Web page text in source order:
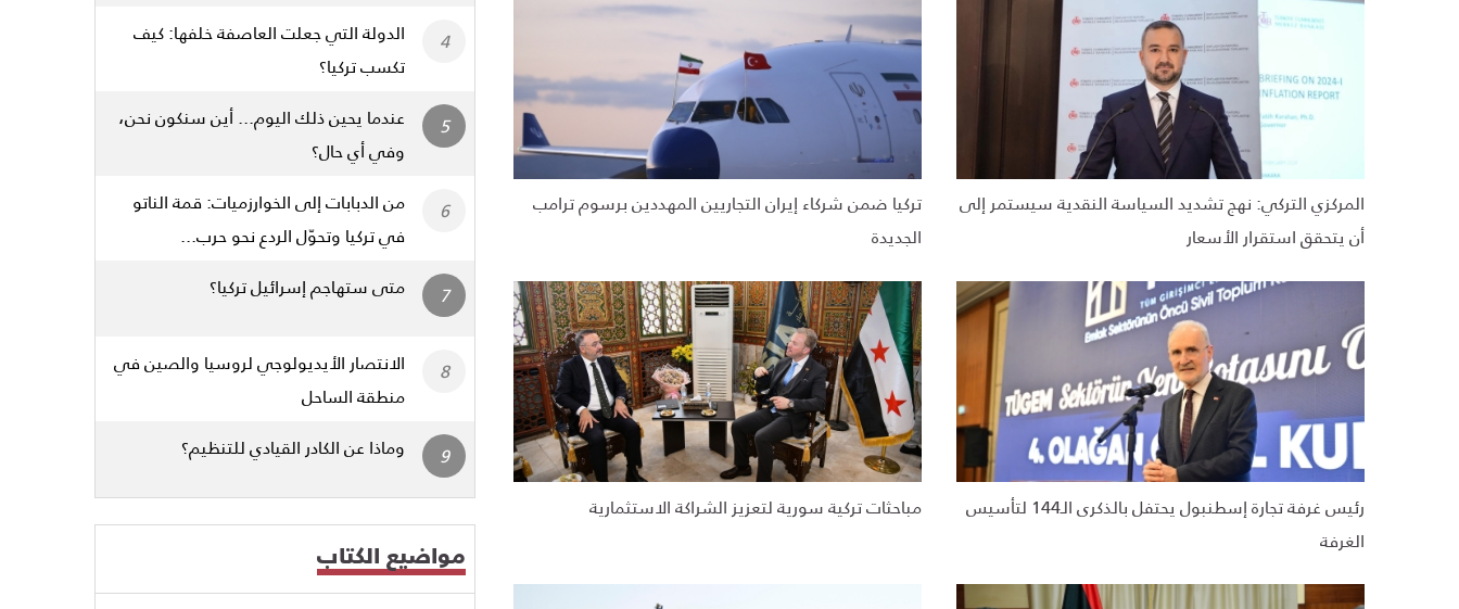
المركزي التركي: نهج تشديد السياسة النقدية سيستمر إلى
أن يتحقق استقرار الأسعار
تركيا ضمن شركاء إيران التجاريين المهددين برسوم ترامب
الجديدة
رئيس غرفة تجارة إسطنبول يحتفل بالذكرى الـ144 لتأسيس
الغرفة
مباحثات تركية سورية لتعزيز الشراكة الاستثمارية
الدولة التي جعلت العاصفة خلفها: كيف
تكسب تركيا؟
عندما يحين ذلك اليوم... أين سنكون نحن،
وفي أي حال؟
من الدبابات إلى الخوارزميات: قمة الناتو
في تركيا وتحوّل الردع نحو حرب...
متى ستهاجم إسرائيل تركيا؟
الانتصار الأيديولوجي لروسيا والصين في
منطقة الساحل
وماذا عن الكادر القيادي للتنظيم؟
مواضيع الكتاب